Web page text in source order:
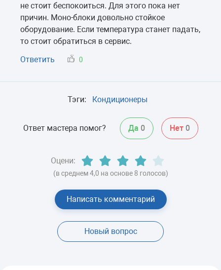
не стоит беспокоиться. Для этого пока нет
причин. Моно-блоки довольно стойкое
оборудование. Если температура станет падать,
то стоит обратиться в сервис.
Ответить
0
Тэги: Кондиционеры
Ответ мастера помог? Да 0 Нет 0
Оцени:
(в среднем 4,0 на основе 8 голосов)
Написать комментарий
Новый вопрос